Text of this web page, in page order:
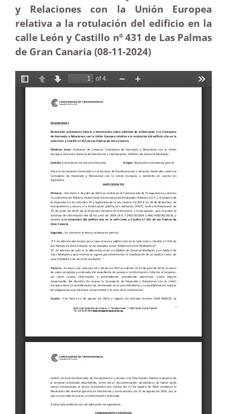
y Relaciones con la Unión Europea
relativa a la rotulación del edificio en la
calle León y Castillo nº 431 de Las Palmas
de Gran Canaria (08-11-2024)